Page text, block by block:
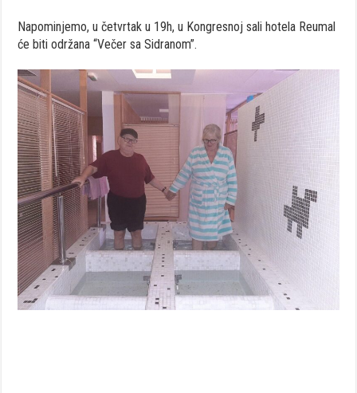
Napominjemo, u četvrtak u 19h, u Kongresnoj sali hotela Reumal
će biti održana “Večer sa Sidranom”.